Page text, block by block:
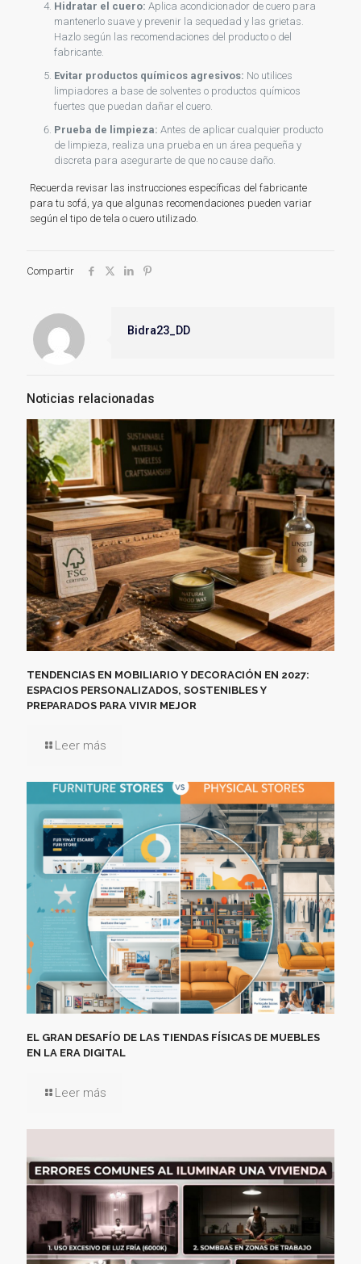
Hidratar el cuero: Aplica acondicionador de cuero para
mantenerlo suave y prevenir la sequedad y las grietas.
Hazlo según las recomendaciones del producto o del
fabricante.
Evitar productos químicos agresivos: No utilices
limpiadores a base de solventes o productos químicos
fuertes que puedan dañar el cuero.
Prueba de limpieza: Antes de aplicar cualquier producto
de limpieza, realiza una prueba en un área pequeña y
discreta para asegurarte de que no cause daño.
Recuerda revisar las instrucciones específicas del fabricante
para tu sofá, ya que algunas recomendaciones pueden variar
según el tipo de tela o cuero utilizado.
Compartir
Bidra23_DD
Noticias relacionadas
TENDENCIAS EN MOBILIARIO Y DECORACIÓN EN 2027:
ESPACIOS PERSONALIZADOS, SOSTENIBLES Y
PREPARADOS PARA VIVIR MEJOR
Leer más
EL GRAN DESAFÍO DE LAS TIENDAS FÍSICAS DE MUEBLES
EN LA ERA DIGITAL
Leer más